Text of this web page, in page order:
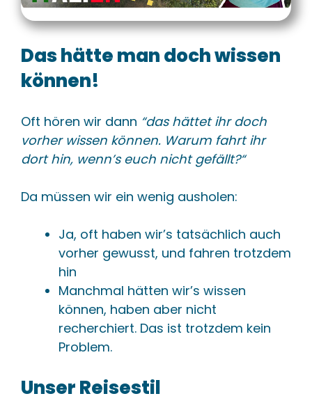
Das hätte man doch wissen
können!
Oft hören wir dann “das hättet ihr doch
vorher wissen können. Warum fahrt ihr
dort hin, wenn’s euch nicht gefällt?“
Da müssen wir ein wenig ausholen:
Ja, oft haben wir’s tatsächlich auch
vorher gewusst, und fahren trotzdem
hin
Manchmal hätten wir’s wissen
können, haben aber nicht
recherchiert. Das ist trotzdem kein
Problem.
Unser Reisestil